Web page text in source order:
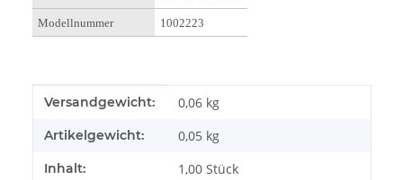
Modellnummer 1002223
Produkteigenschaft
Wert
Versandgewicht: 0,06 kg
Artikelgewicht: 0,05 kg
Inhalt: 1,00 Stück